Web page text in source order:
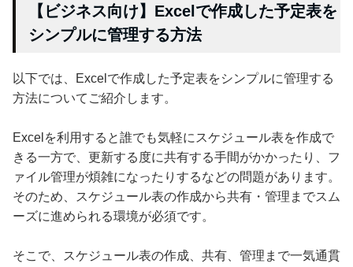
【ビジネス向け】Excelで作成した予定表を
シンプルに管理する方法
以下では、Excelで作成した予定表をシンプルに管理する
方法についてご紹介します。
Excelを利用すると誰でも気軽にスケジュール表を作成で
きる一方で、更新する度に共有する手間がかかったり、フ
ァイル管理が煩雑になったりするなどの問題があります。
そのため、スケジュール表の作成から共有・管理までスム
ーズに進められる環境が必須です。
そこで、スケジュール表の作成、共有、管理まで一気通貫